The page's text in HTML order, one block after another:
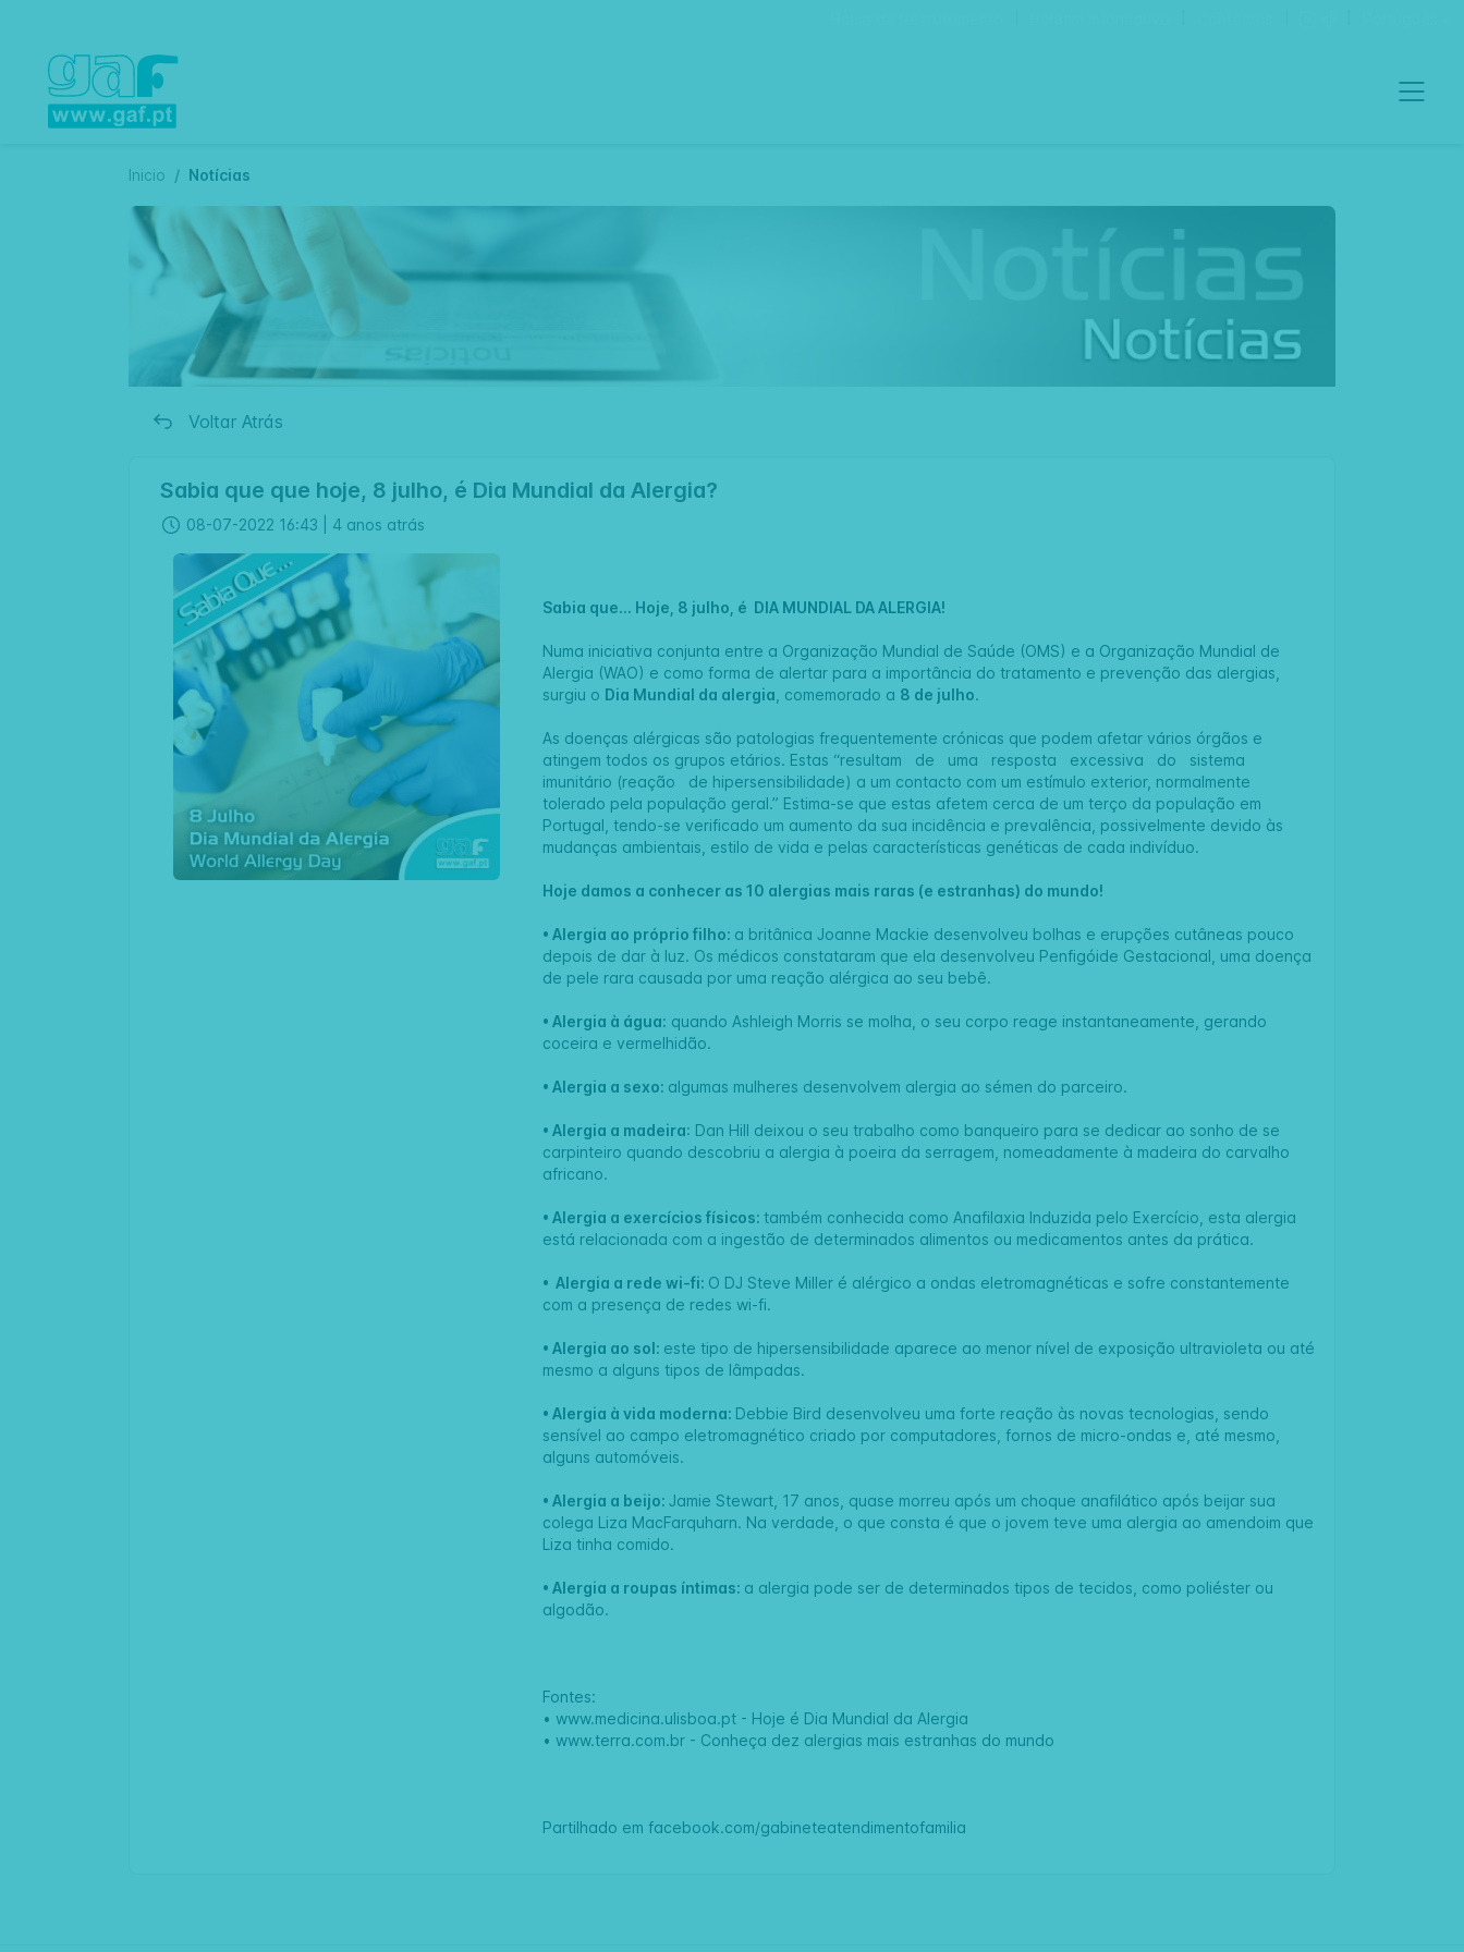
Inicio Notícias
Voltar Atrás
Sabia que que hoje, 8 julho, é Dia Mundial da Alergia?
08-07-2022 16:43 | 4 anos atrás
Sabia que... Hoje, 8 julho, é DIA MUNDIAL DA ALERGIA!
Numa iniciativa conjunta entre a Organização Mundial de Saúde (OMS) e a Organização Mundial de
Alergia (WAO) e como forma de alertar para a importância do tratamento e prevenção das alergias,
surgiu o Dia Mundial da alergia , comemorado a 8 de julho.
As doenças alérgicas são patologias frequentemente crónicas que podem afetar vários órgãos e
atingem todos os grupos etários. Estas “resultam de uma resposta excessiva do sistema
imunitário (reação de hipersensibilidade) a um contacto com um estímulo exterior, normalmente
tolerado pela população geral.” Estima-se que estas afetem cerca de um terço da população em
Portugal, tendo-se verificado um aumento da sua incidência e prevalência, possivelmente devido às
mudanças ambientais, estilo de vida e pelas características genéticas de cada indivíduo.
Hoje damos a conhecer as 10 alergias mais raras (e estranhas) do mundo!
• Alergia ao próprio filho: a britânica Joanne Mackie desenvolveu bolhas e erupções cutâneas pouco
depois de dar à luz. Os médicos constataram que ela desenvolveu Penfigóide Gestacional, uma doença
de pele rara causada por uma reação alérgica ao seu bebê.
• Alergia à água: quando Ashleigh Morris se molha, o seu corpo reage instantaneamente, gerando
coceira e vermelhidão.
• Alergia a sexo: algumas mulheres desenvolvem alergia ao sémen do parceiro.
• Alergia a madeira: Dan Hill deixou o seu trabalho como banqueiro para se dedicar ao sonho de se
carpinteiro quando descobriu a alergia à poeira da serragem, nomeadamente à madeira do carvalho
africano.
• Alergia a exercícios físicos: também conhecida como Anafilaxia Induzida pelo Exercício, esta alergia
está relacionada com a ingestão de determinados alimentos ou medicamentos antes da prática.
•Alergia a rede wi-fi: O DJ Steve Miller é alérgico a ondas eletromagnéticas e sofre constantemente
com a presença de redes wi-fi.
• Alergia ao sol: este tipo de hipersensibilidade aparece ao menor nível de exposição ultravioleta ou até
mesmo a alguns tipos de lâmpadas.
• Alergia à vida moderna: Debbie Bird desenvolveu uma forte reação às novas tecnologias, sendo
sensível ao campo eletromagnético criado por computadores, fornos de micro-ondas e, até mesmo,
alguns automóveis.
• Alergia a beijo:Jamie Stewart, 17 anos, quase morreu após um choque anafilático após beijar sua
colega Liza MacFarquharn. Na verdade, o que consta é que o jovem teve uma alergia ao amendoim que
Liza tinha comido.
• Alergia a roupas íntimas: a alergia pode ser de determinados tipos de tecidos, como poliéster ou
algodão.
Fontes:
•www.medicina.ulisboa.pt - Hoje é Dia Mundial da Alergia
•www.terra.com.br - Conheça dez alergias mais estranhas do mundo
Partilhado emfacebook.com/gabineteatendimentofamilia